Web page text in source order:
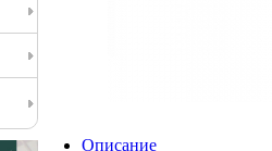
Описание